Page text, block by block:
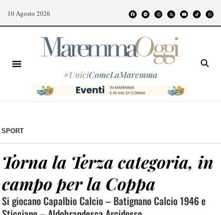
10 Agosto 2026
#UniciComeLaMaremma
SPORT
Torna la Terza categoria, in
campo per la Coppa
Si giocano Capalbio Calcio – Batignano Calcio 1946 e